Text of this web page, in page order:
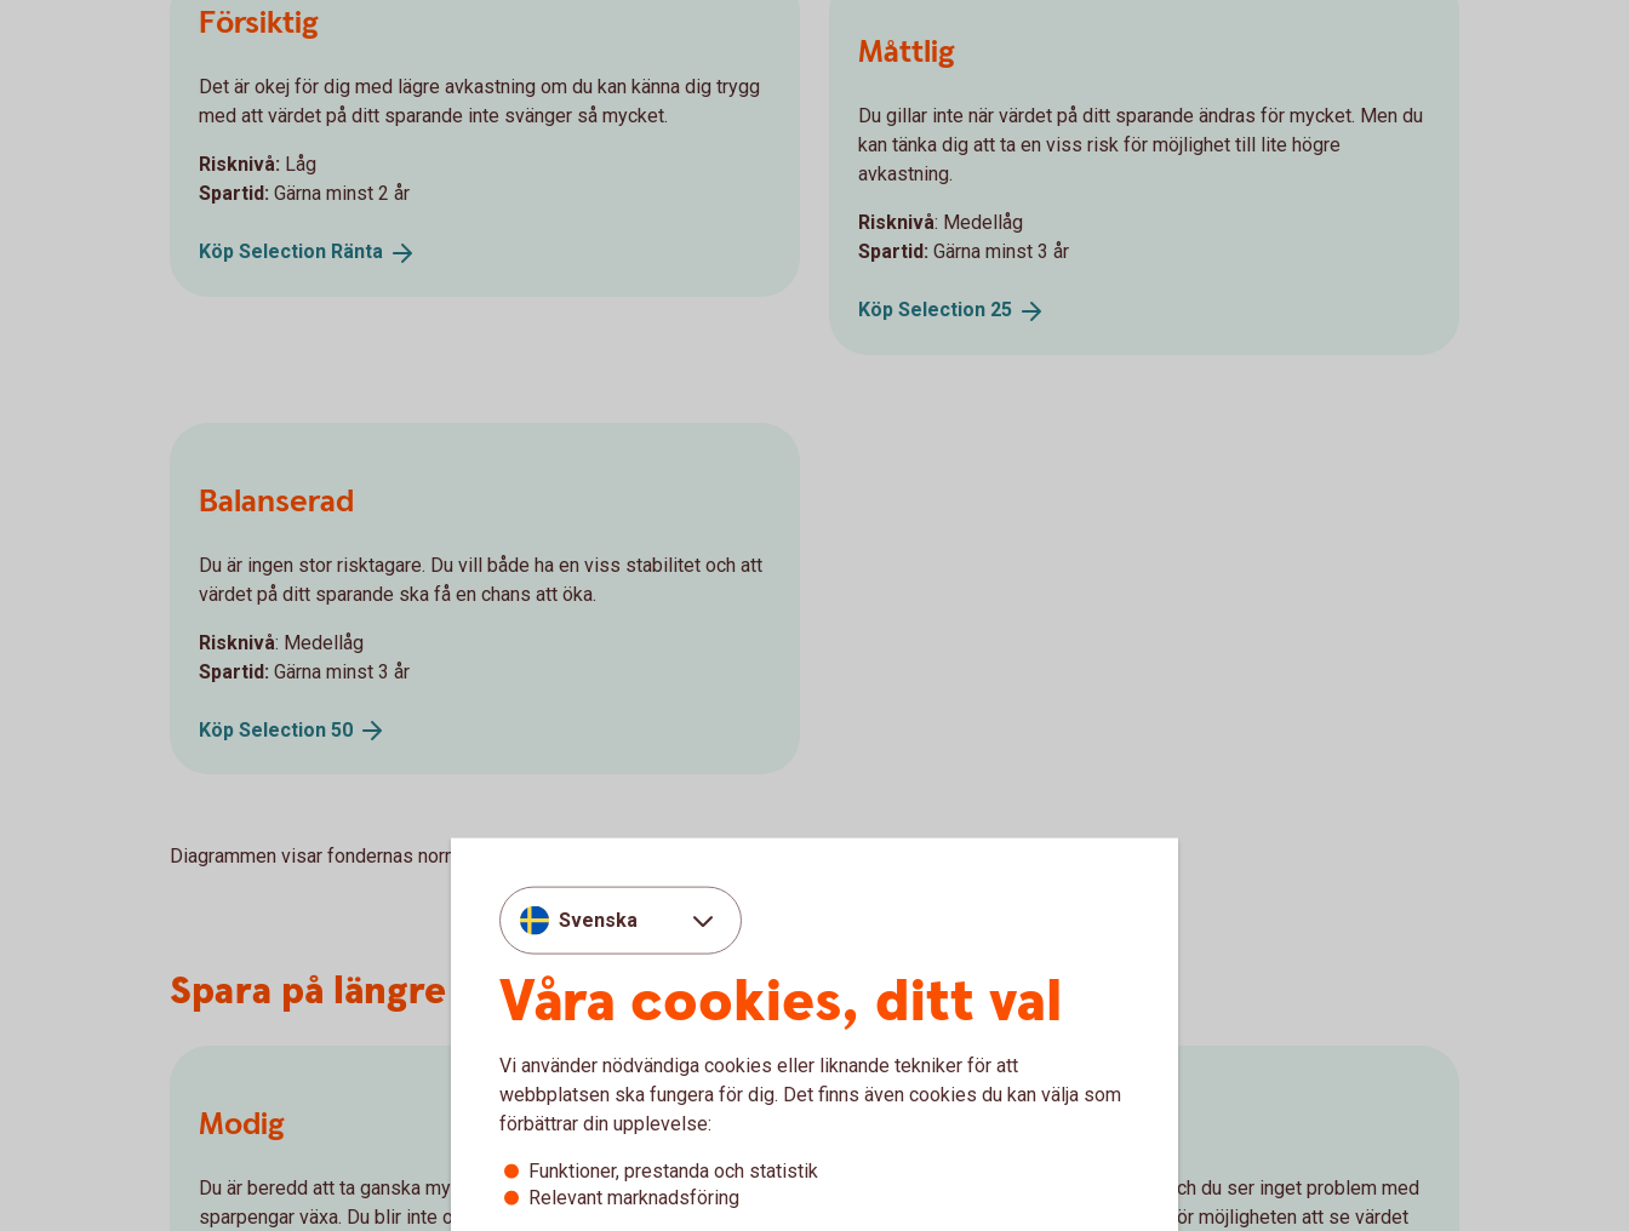
Försiktig
Det är okej för dig med lägre avkastning om du kan känna dig trygg
med att värdet på ditt sparande inte svänger så mycket.
Risknivå: Låg
Spartid: Gärna minst 2 år
Köp Selection Ränta
Måttlig
Du gillar inte när värdet på ditt sparande ändras för mycket. Men du
kan tänka dig att ta en viss risk för möjlighet till lite högre
avkastning.
Risknivå: Medellåg
Spartid: Gärna minst 3 år
Köp Selection 25
Balanserad
Du är ingen stor risktagare. Du vill både ha en viss stabilitet och att
värdet på ditt sparande ska få en chans att öka.
Risknivå: Medellåg
Spartid: Gärna minst 3 år
Köp Selection 50
Diagrammen visar fondernas normala fördelning.
Spara på längre sikt – Handpenning, barn, pension
Modig
Du är beredd att ta ganska mycket risk för möjligheten att se dina
sparpengar växa. Du blir inte orolig när börsen går upp och ned.
För dig är det avkastning som gäller och du ser inget problem med
att riskera en del av dina sparpengar för möjligheten att se värdet
Svenska
Våra cookies, ditt val
Vi använder nödvändiga cookies eller liknande tekniker för att
webbplatsen ska fungera för dig. Det finns även cookies du kan välja som
förbättrar din upplevelse:
Funktioner, prestanda och statistik
Relevant marknadsföring